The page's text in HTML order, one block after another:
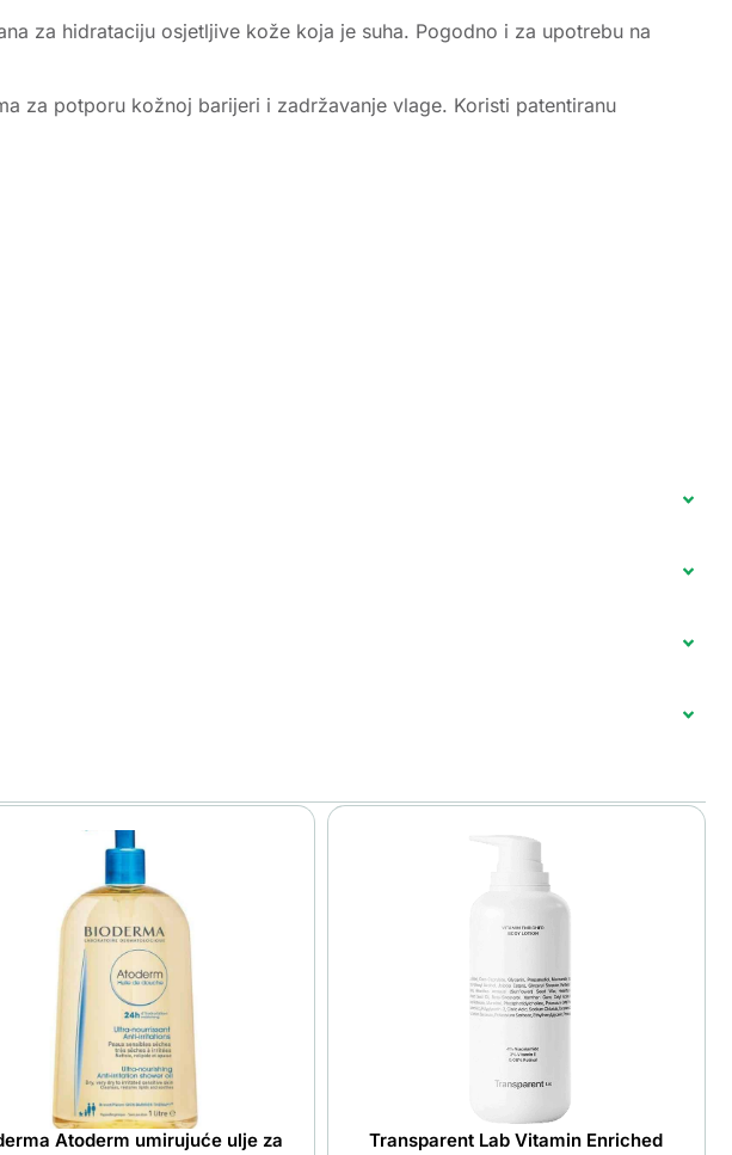
za hidrataciju osjetljive kože koja je suha. Pogodno i za upotrebu na
za potporu kožnoj barijeri i zadržavanje vlage. Koristi patentiranu
Atoderm umirujuće ulje za
Transparent Lab Vitamin Enriched